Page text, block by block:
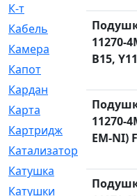
К-т
Кабель
Камера
Капот
Кардан
Карта
Картридж
Катализатор
Катушка
Катушки
11270-
B15,
11270-
EM-NI)